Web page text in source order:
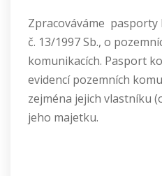
Zpracováváme
č. 13/1997 Sb., o
komunikacích. Pasport
evidencí pozemních
zejména jejich vlastníku
jeho majetku.